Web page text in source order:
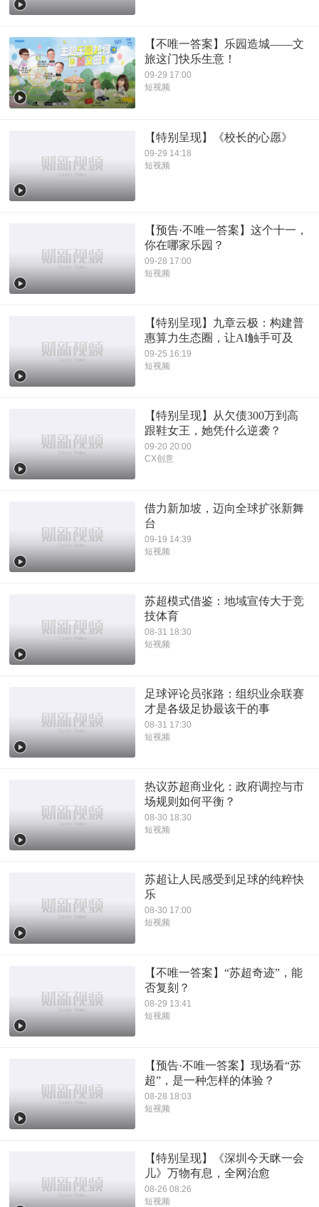
【不唯一答案】乐园造城——文
旅这门快乐生意！
09-29 17:00
短视频
【特别呈现】《校长的心愿》
09-29 14:18
短视频
【预告·不唯一答案】这个十一，
你在哪家乐园？
09-28 17:00
短视频
【特别呈现】九章云极：构建普
惠算力生态圈，让AI触手可及
09-25 16:19
短视频
【特别呈现】从欠债300万到高
跟鞋女王，她凭什么逆袭？
09-20 20:00
CX创意
借力新加坡，迈向全球扩张新舞
台
09-19 14:39
短视频
苏超模式借鉴：地域宣传大于竞
技体育
08-31 18:30
短视频
足球评论员张路：组织业余联赛
才是各级足协最该干的事
08-31 17:30
短视频
热议苏超商业化：政府调控与市
场规则如何平衡？
08-30 18:30
短视频
苏超让人民感受到足球的纯粹快
乐
08-30 17:00
短视频
【不唯一答案】“苏超奇迹”，能
否复刻？
08-29 13:41
短视频
【预告·不唯一答案】现场看“苏
超”，是一种怎样的体验？
08-28 18:03
短视频
【特别呈现】《深圳今天眯一会
儿》万物有息，全网治愈
08-26 08:26
短视频